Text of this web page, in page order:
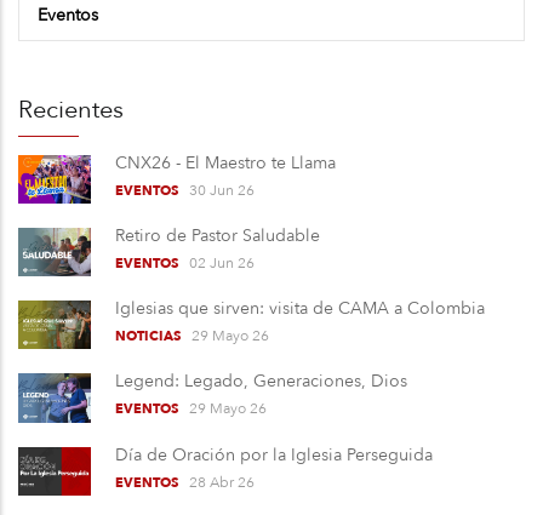
Eventos
Recientes
CNX26 - El Maestro te Llama
EVENTOS 30 Jun 26
Retiro de Pastor Saludable
EVENTOS 02 Jun 26
Iglesias que sirven: visita de CAMA a Colombia
NOTICIAS 29 Mayo 26
Legend: Legado, Generaciones, Dios
EVENTOS 29 Mayo 26
Día de Oración por la Iglesia Perseguida
EVENTOS 28 Abr 26